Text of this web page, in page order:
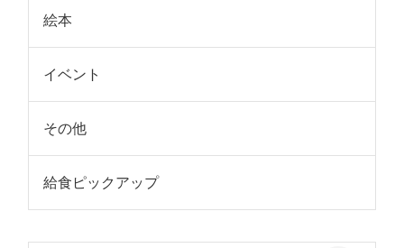
絵本
イベント
その他
給食ピックアップ